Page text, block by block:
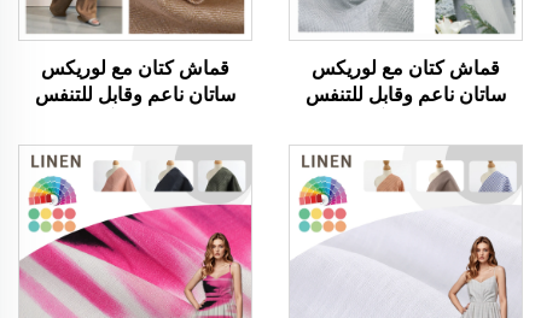
قماش كتان مع لوريكس
ساتان ناعم وقابل للتنفس
البشرة أقمشة ملابس للرجال
والنساء تستخدم في صنع
قماش كتان مع لوريكس
ساتان ناعم وقابل للتنفس
البشرة أقمشة ملابس للرجال
والنساء تستخدم في صنع